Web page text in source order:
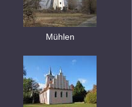
Mühlen